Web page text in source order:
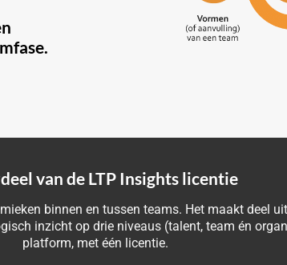
van de LTP Insights licentie
binnen en tussen teams. Het maakt deel
inzicht op drie niveaus (talent, team én
platform, met één licentie.